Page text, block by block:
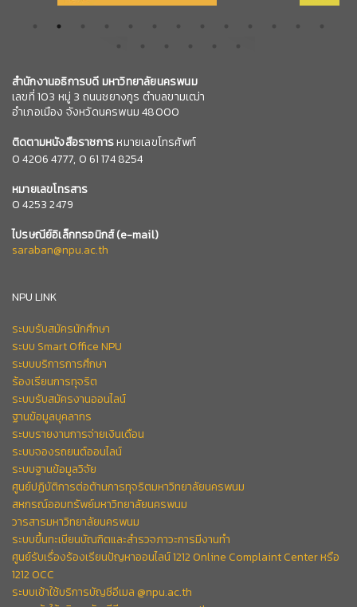
สำนักงานอธิการบดี มหาวิทยาลัยนครพนม
เลขที่ 103 หมู่ 3 ถนนชยางกูร ตำบลขามเฒ่า
อำเภอเมือง จังหวัดนครพนม 48000
ติดตามหนังสือราชการหมายเลขโทรศัพท์
04206 4777, 0 61 174 8254
หมายเลขโทรสาร
0 4253 2479
ไปรษณีย์อิเล็กทรอนิกส์(e-mail)
saraban@npu.ac.th
NPU LINK
ระบบรับสมัครนักศึกษา
ระบบ Smart Office NPU
ระบบบริการการศึกษา
ร้องเรียนการทุจริต
ระบบรับสมัครงานออนไลน์
ฐานข้อมูลบุคลากร
ระบบรายงานการจ่ายเงินเดือน
ระบบจองรถยนต์ออนไลน์
ระบบฐานข้อมูลวิจัย
ศูนย์ปฏิบัติการต่อต้านการทุจริตมหาวิทยาลัยนครพนม
สหกรณ์ออมทรัพย์มหาวิทยาลัยนครพนม
วารสารมหาวิทยาลัยนครพนม
ระบบขึ้นทะเบียนบัณฑิตและสำรวจภาวะการมีงานทำ
ศูนย์รับเรื่องร้องเรียนปัญหาออนไลน์ 1212 Online Complaint Center หรือ
1212 OCC
ระบบเข้าใช้บริการบัญชีอีเมล @npu.ac.th